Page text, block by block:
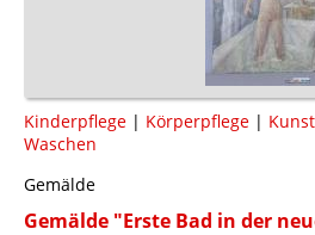
Kinderpflege | Körperpflege | Kunst
Waschen
Gemälde
Gemälde "Erste Bad in der